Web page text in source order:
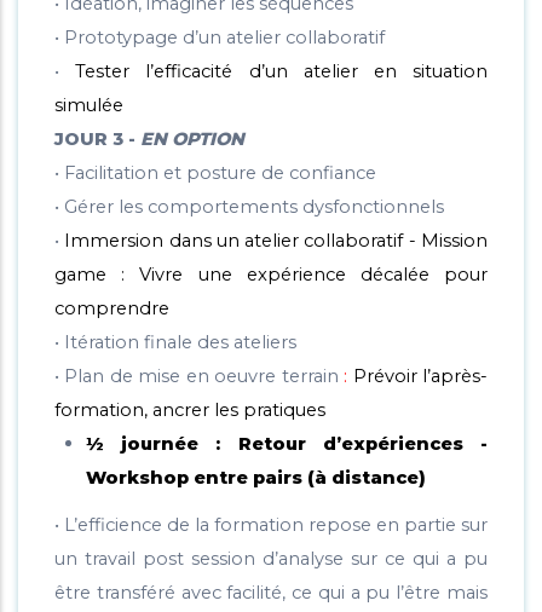
• Prototypage d’un atelier collaboratif
•Tester l’efficacité d’un atelier en situation
simulée
JOUR 3 - EN OPTION
• Facilitation et posture de confiance
• Gérer les comportements dysfonctionnels
• Immersion dans un atelier collaboratif - Mission
game : Vivre une expérience décalée pour
comprendre
• Itération finale des ateliers
• Plan de mise en oeuvre terrain : Prévoir l’après-
formation, ancrer les pratiques
½ journée : Retour d’expériences -
Workshop entre pairs (à distance)
• L’efficience de la formation repose en partie sur
un travail post session d’analyse sur ce qui a pu
être transféré avec facilité, ce qui a pu l’être mais